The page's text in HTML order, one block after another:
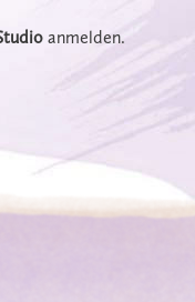
anmelden.